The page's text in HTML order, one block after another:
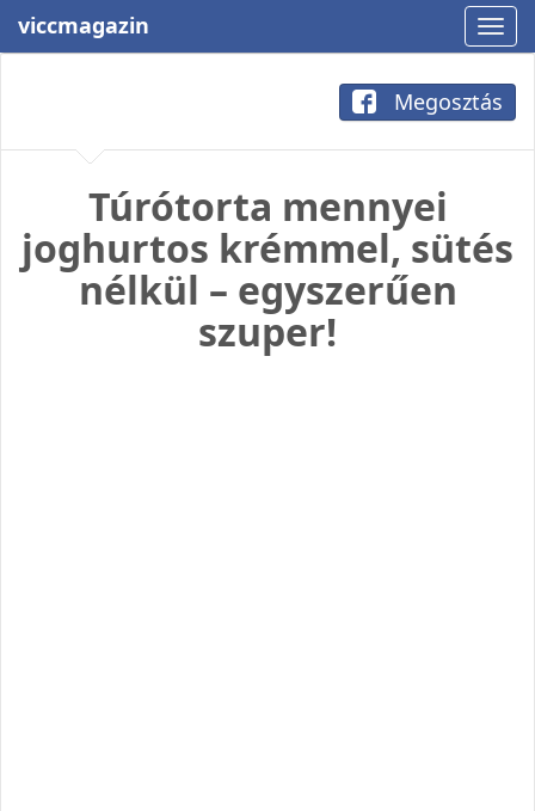
viccmagazin
Megosztás
Túrótorta mennyei
joghurtos krémmel, sütés
nélkül – egyszerűen
szuper!